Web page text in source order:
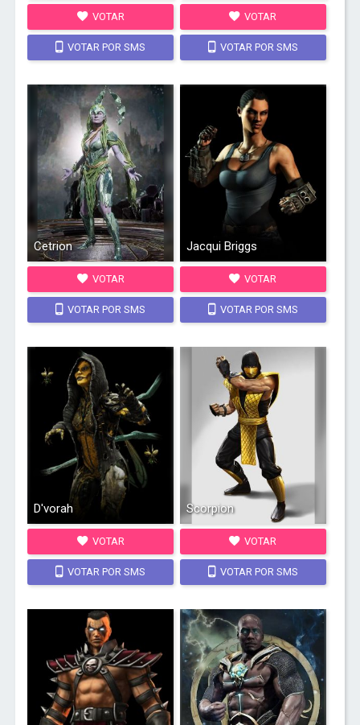
VOTAR
VOTAR POR SMS
VOTAR
VOTAR POR SMS
Cetrion
VOTAR
VOTAR POR SMS
Jacqui Briggs
VOTAR
VOTAR POR SMS
D'vorah
VOTAR
VOTAR POR SMS
Scorpion
VOTAR
VOTAR POR SMS